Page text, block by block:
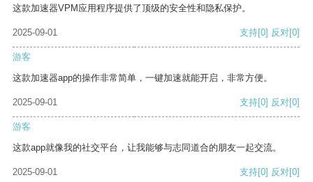
这款加速器VPM应用程序提供了顶级的安全性和隐私保护。
2025-09-01 支持[0] 反对[0]
游客
这款加速器app的操作非常简单，一键加速就能开启，非常方便。
2025-09-01 支持[0] 反对[0]
游客
这款app就像我的社交平台，让我能够与志同道合的朋友一起交流。
2025-09-01 支持[0] 反对[0]